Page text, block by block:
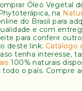
Óleo Vegetal
na
do Brasil para
e com
para conferir
deste link: Catálogo
tenha interesse,
100% naturais
o país. Compre